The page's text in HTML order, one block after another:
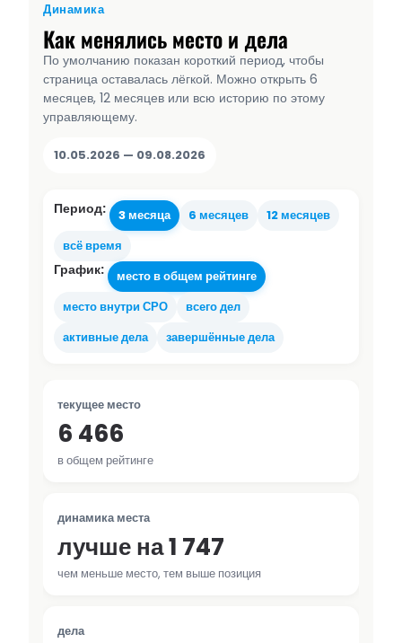
Динамика
Как менялись место и дела
По умолчанию показан короткий период, чтобы
страница оставалась лёгкой. Можно открыть 6
месяцев, 12 месяцев или всю историю по этому
управляющему.
10.05.2026 — 09.08.2026
Период: 3 месяца 6 месяцев
12 месяцев
всё время
График:
место в общем рейтинге
место внутри СРО
всего дел
активные дела
завершённые дела
текущее место
6 466
в общем рейтинге
динамика места
лучше на 1 747
чем меньше место, тем выше позиция
дела